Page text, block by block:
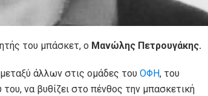
του μπάσκετ, ο Μανώλης Πετρουγάκης.
άλλων στις ομάδες του ΟΦΗ, του
να βυθίζει στο πένθος την μπασκετική